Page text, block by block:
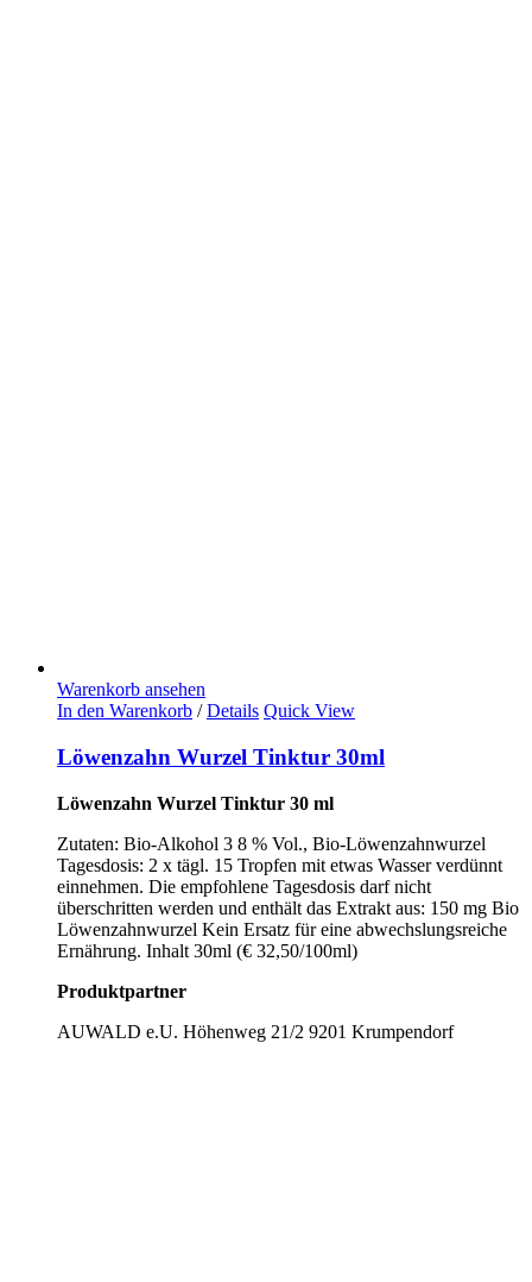
Warenkorb ansehen
In den Warenkorb / Details Quick View
Löwenzahn Wurzel Tinktur 30ml
Löwenzahn Wurzel Tinktur 30 ml
Zutaten: Bio-Alkohol 3 8 % Vol., Bio-Löwenzahnwurzel
Tagesdosis: 2 x tägl. 15 Tropfen mit etwas Wasser verdünnt
einnehmen. Die empfohlene Tagesdosis darf nicht
überschritten werden und enthält das Extrakt aus: 150 mg Bio
Löwenzahnwurzel Kein Ersatz für eine abwechslungsreiche
Ernährung. Inhalt 30ml (€ 32,50/100ml)
Produktpartner
AUWALD e.U. Höhenweg 21/2 9201 Krumpendorf